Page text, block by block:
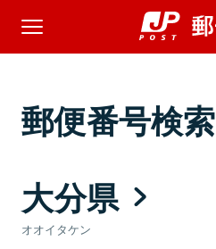
郵便番号検索
大分県
オオイタケン